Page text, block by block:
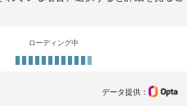
ローディング中
データ提供：